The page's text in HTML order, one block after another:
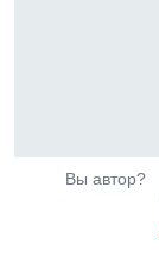
Вы автор?